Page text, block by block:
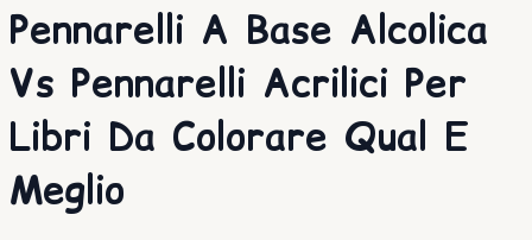
Pennarelli A Base Alcolica
Vs Pennarelli Acrilici Per
Libri Da Colorare Qual E
Meglio